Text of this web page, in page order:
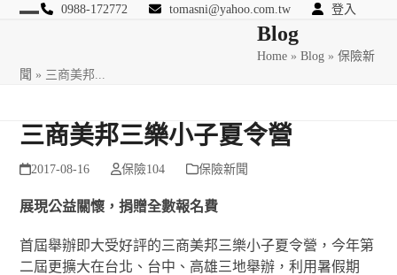
Skip
0988-172772 tomasni@yahoo.com.tw 登入
匯豐國際風險管理顧問Blog
Home »Blog »保險新
聞 » 三商美邦...
三商美邦三樂小子夏令營
2017-08-16 保險104 保險新聞
展現公益關懷，捐贈全數報名費
首屆舉辦即大受好評的三商美邦三樂小子夏令營，今年第
二屆更擴大在台北、台中、高雄三地舉辦，利用暑假期